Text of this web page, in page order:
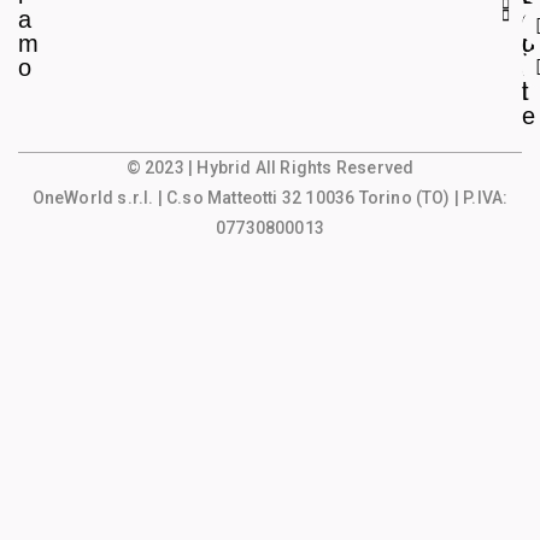
a
m
o
e
g
l
e
o
u
t
© 2023 | Hybrid All Rights Reserved
OneWorld s.r.l.
| C.so Matteotti 32 10036 Torino (TO) | P.IVA:
07730800013